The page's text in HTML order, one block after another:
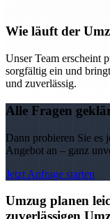
Wie läuft der
Unser Team erscheint
sorgfältig ein und
und zuverlässig.
Alle Fragen
Dann probieren Sie es
Angebot an – ganz
Jetzt Anfrage starten
Umzug planen